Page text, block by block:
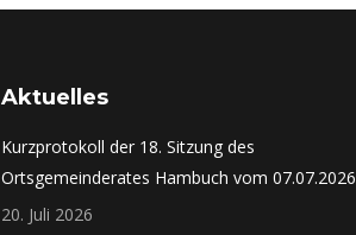
Aktuelles
Kurzprotokoll der 18. Sitzung des
Ortsgemeinderates Hambuch vom 07.07.2026
20. Juli 2026